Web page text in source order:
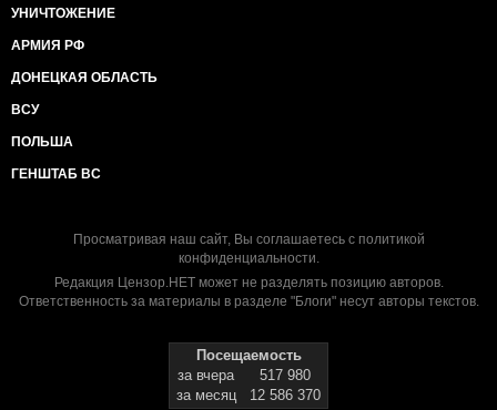
УНИЧТОЖЕНИЕ
АРМИЯ РФ
ДОНЕЦКАЯ ОБЛАСТЬ
ВСУ
ПОЛЬША
ГЕНШТАБ ВС
Просматривая наш сайт, Вы соглашаетесь с политикой
конфиденциальности.
Редакция Цензор.НЕТ может не разделять позицию авторов.
Ответственность за материалы в разделе "Блоги" несут авторы текстов.
Посещаемость
за вчера
517 980
за месяц
12 586 370